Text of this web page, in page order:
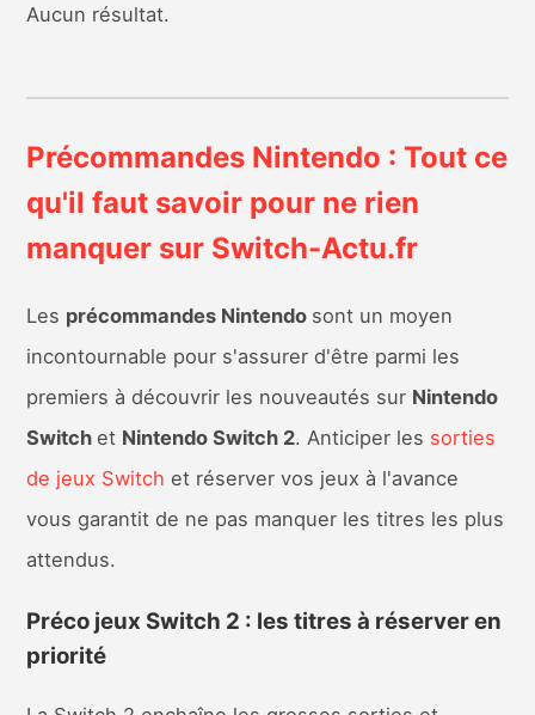
Bons plans
Guides
Aucun résultat.
Précommandes Nintendo : Tout ce
qu'il faut savoir pour ne rien
manquer sur Switch-Actu.fr
Les précommandes Nintendo sont un moyen
incontournable pour s'assurer d'être parmi les
premiers à découvrir les nouveautés sur Nintendo
Switch et Nintendo Switch 2. Anticiper les sorties
de jeux Switch et réserver vos jeux à l'avance
vous garantit de ne pas manquer les titres les plus
attendus.
Préco jeux Switch 2 : les titres à réserver en
priorité